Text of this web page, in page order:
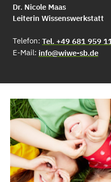
Dr. Nicole Maas
Leiterin Wissenswerkstatt
Telefon: Tel. +49 681 959
E-Mail: info@wiwe-sb.de